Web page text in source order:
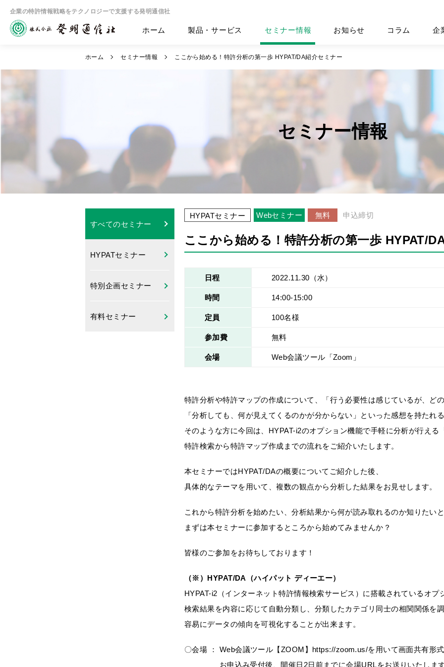
企業の特許情報戦略をテクノロジーで支援する発明通信社
ホーム 製品・サービス セミナー情報 お知らせ コラム 企
ホーム セミナー情報 ここから始める！特許分析の第一歩 HYPAT/DA紹介セミナー
セミナー情報
すべてのセミナー
HYPATセミナー
特別企画セミナー
有料セミナー
HYPATセミナー Webセミナー 無料 申込締切
ここから始める！特許分析の第一歩 HYPAT/
日程 2022.11.30 （水）
時間 14:00-15:00
定員 100名様
参加費 無料
会場 Web会議ツール「Zoom」
特許分析や特許マップの作成について、「行う必要性は感じているが、ど
「分析しても、何が見えてくるのかが分からない」といった感想を持たれ
そのような方に今回は、HYPAT-i2のオプション機能で手軽に分析が行える
特許検索から特許マップ作成までの流れをご紹介いたします。
本セミナーではHYPAT/DAの概要についてご紹介した後、
具体的なテーマを用いて、複数の観点から分析した結果をお見せします。
これから特許分析を始めたい、分析結果から何が読み取れるのか知りたい
まずは本セミナーに参加するところから始めてみませんか？
皆様のご参加をお待ちしております！
（※）HYPAT/DA（ハイパット ディーエー）
HYPAT-i2（インターネット特許情報検索サービス）に搭載されているオプ
検索結果を内容に応じて自動分類し、分類したカテゴリ同士の相関関係を
容易にデータの傾向を可視化することが出来ます。
〇会場 ： Web会議ツール【ZOOM 】 https://zoom.us/を用いて画面共有形
お申込み受付後、開催日 2日前までに会場URLをお送りいたしま